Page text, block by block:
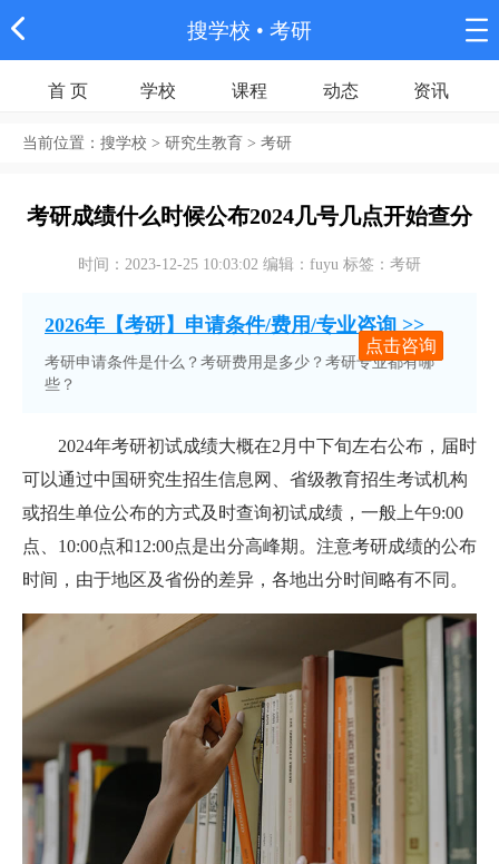
搜学校 • 考研
首 页 学校 课程 动态 资讯
当前位置： 搜学校 > 研究生教育 > 考研
考研成绩什么时候公布2024几号几点开始查分
时间：2023-12-25 10:03:02 编辑：fuyu 标签：考研
2026年【考研】申请条件/费用/专业咨询 >>
考研申请条件是什么？考研费用是多少？考研专业都有哪
些？
点击咨询
2024年考研初试成绩大概在2月中下旬左右公布，届时
可以通过中国研究生招生信息网、省级教育招生考试机构
或招生单位公布的方式及时查询初试成绩，一般上午9:00
点、10:00点和12:00点是出分高峰期。注意考研成绩的公布
时间，由于地区及省份的差异，各地出分时间略有不同。